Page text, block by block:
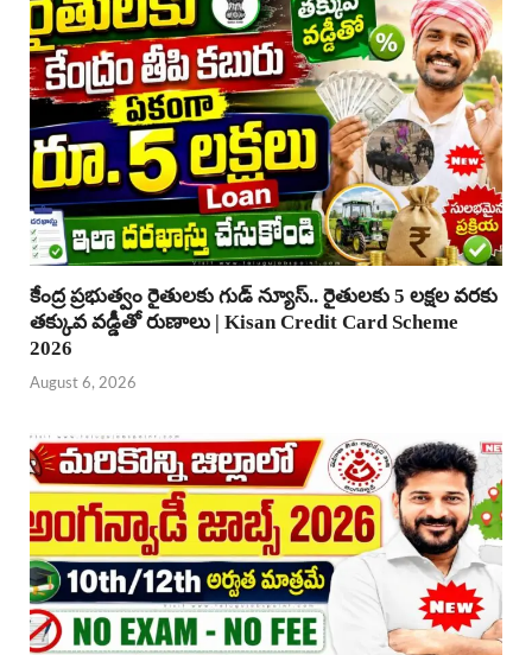
కేంద్ర ప్రభుత్వం రైతులకు గుడ్ న్యూస్.. రైతులకు 5 లక్షల వరకు
తక్కువ వడ్డీతో రుణాలు | Kisan Credit Card Scheme
2026
August 6, 2026